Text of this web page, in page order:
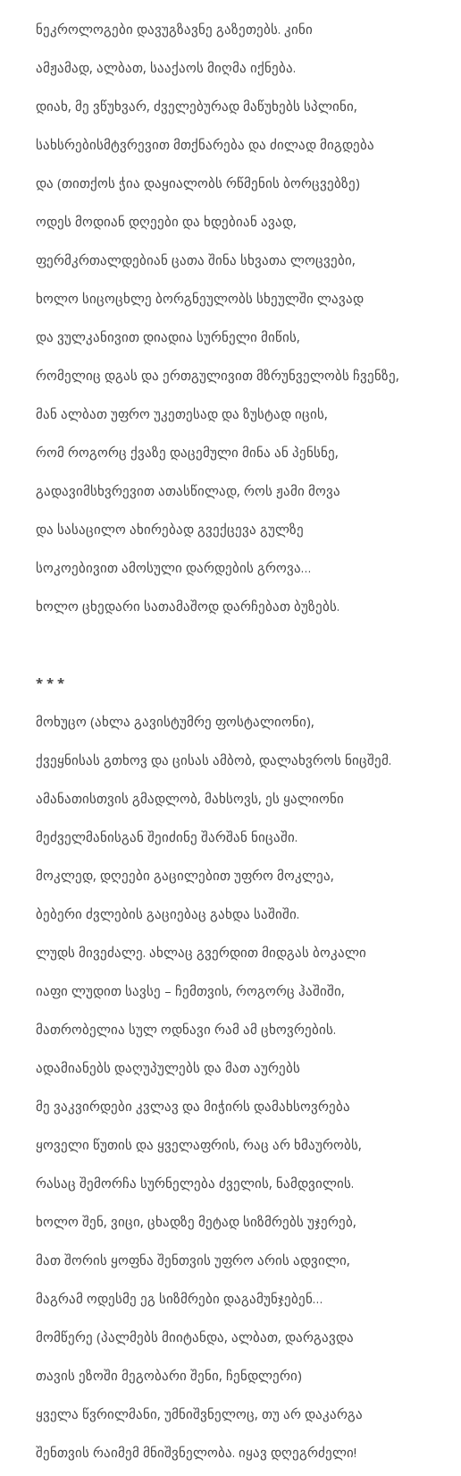
ნეკროლოგები დავუგზავნე გაზეთებს. კინი
ამჟამად, ალბათ, სააქაოს მიღმა იქნება.
დიახ, მე ვწუხვარ, ძველებურად მაწუხებს სპლინი,
სახსრებისმტვრევით მთქნარება და ძილად მიგდება
და (თითქოს ჭია დაყიალობს რწმენის ბორცვებზე)
ოდეს მოდიან დღეები და ხდებიან ავად,
ფერმკრთალდებიან ცათა შინა სხვათა ლოცვები,
ხოლო სიცოცხლე ბორგნეულობს სხეულში ლავად
და ვულკანივით დიადია სურნელი მიწის,
რომელიც დგას და ერთგულივით მზრუნველობს ჩვენზე,
მან ალბათ უფრო უკეთესად და ზუსტად იცის,
რომ როგორც ქვაზე დაცემული მინა ან პენსნე,
გადავიმსხვრევით ათასწილად, როს ჟამი მოვა
და სასაცილო ახირებად გვექცევა გულზე
სოკოებივით ამოსული დარდების გროვა…
ხოლო ცხედარი სათამაშოდ დარჩებათ ბუზებს.
* * *
მოხუცო (ახლა გავისტუმრე ფოსტალიონი),
ქვეყნისას გთხოვ და ცისას ამბობ, დალახვროს ნიცშემ.
ამანათისთვის გმადლობ, მახსოვს, ეს ყალიონი
მეძველმანისგან შეიძინე შარშან ნიცაში.
მოკლედ, დღეები გაცილებით უფრო მოკლეა,
ბებერი ძვლების გაციებაც გახდა საშიში.
ლუდს მივეძალე. ახლაც გვერდით მიდგას ბოკალი
იაფი ლუდით სავსე – ჩემთვის, როგორც ჰაშიში,
მათრობელია სულ ოდნავი რამ ამ ცხოვრების.
ადამიანებს დაღუპულებს და მათ აურებს
მე ვაკვირდები კვლავ და მიჭირს დამახსოვრება
ყოველი წუთის და ყველაფრის, რაც არ ხმაურობს,
რასაც შემორჩა სურნელება ძველის, ნამდვილის.
ხოლო შენ, ვიცი, ცხადზე მეტად სიზმრებს უჯერებ,
მათ შორის ყოფნა შენთვის უფრო არის ადვილი,
მაგრამ ოდესმე ეგ სიზმრები დაგამუნჯებენ…
მომწერე (პალმებს მიიტანდა, ალბათ, დარგავდა
თავის ეზოში მეგობარი შენი, ჩენდლერი)
ყველა წვრილმანი, უმნიშვნელოც, თუ არ დაკარგა
შენთვის რაიმემ მნიშვნელობა. იყავ დღეგრძელი!